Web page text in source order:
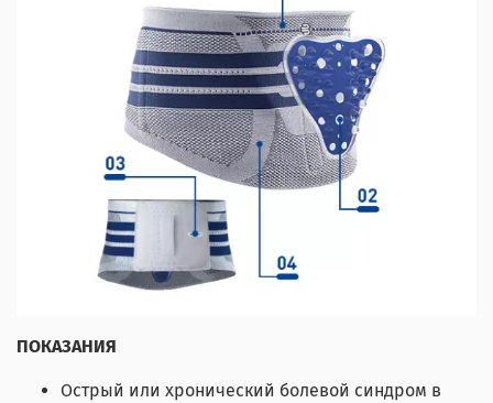
ПОКАЗАНИЯ
Острый или хронический болевой синдром в